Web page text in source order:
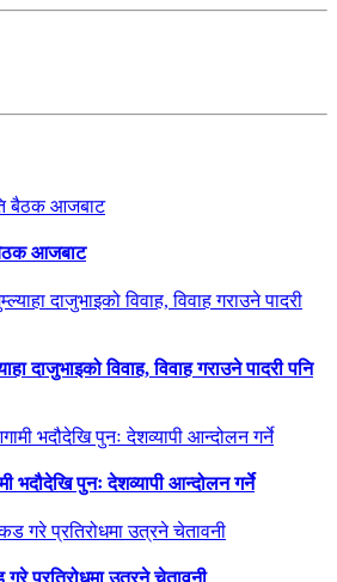
आजबाट
दाजुभाइको विवाह, विवाह गराउने पादरी पनि
भदौदेखि पुनः देशव्यापी आन्दोलन गर्ने
प्रतिरोधमा उत्रने चेतावनी